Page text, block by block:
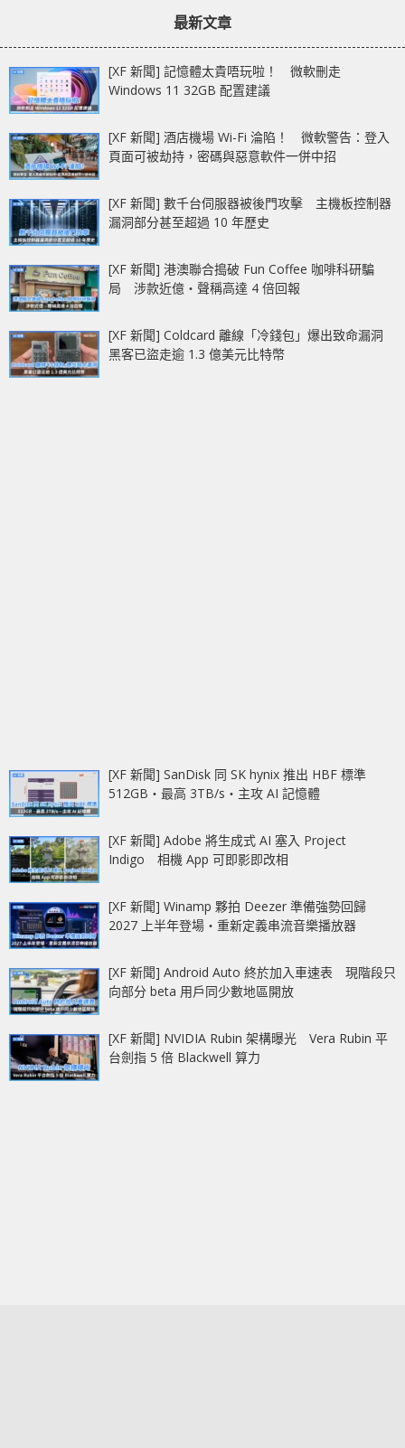
最新文章
[XF 新聞] 記憶體太貴唔玩啦！ 微軟刪走
Windows 11 32GB 配置建議
[XF 新聞] 酒店機場 Wi-Fi 淪陷！ 微軟警告：登入
頁面可被劫持，密碼與惡意軟件一併中招
[XF 新聞] 數千台伺服器被後門攻擊 主機板控制器
漏洞部分甚至超過 10 年歷史
[XF 新聞] 港澳聯合搗破 Fun Coffee 咖啡科研騙
局 涉款近億‧聲稱高達 4 倍回報
[XF 新聞] Coldcard 離線「冷錢包」爆出致命漏洞
黑客已盜走逾 1.3 億美元比特幣
[XF 新聞] SanDisk 同 SK hynix 推出 HBF 標準
512GB‧最高 3TB/s‧主攻 AI 記憶體
[XF 新聞] Adobe 將生成式 AI 塞入 Project
Indigo 相機 App 可即影即改相
[XF 新聞] Winamp 夥拍 Deezer 準備強勢回歸
2027 上半年登場‧重新定義串流音樂播放器
[XF 新聞] Android Auto 終於加入車速表 現階段只
向部分 beta 用戶同少數地區開放
[XF 新聞] NVIDIA Rubin 架構曝光 Vera Rubin 平
台劍指 5 倍 Blackwell 算力